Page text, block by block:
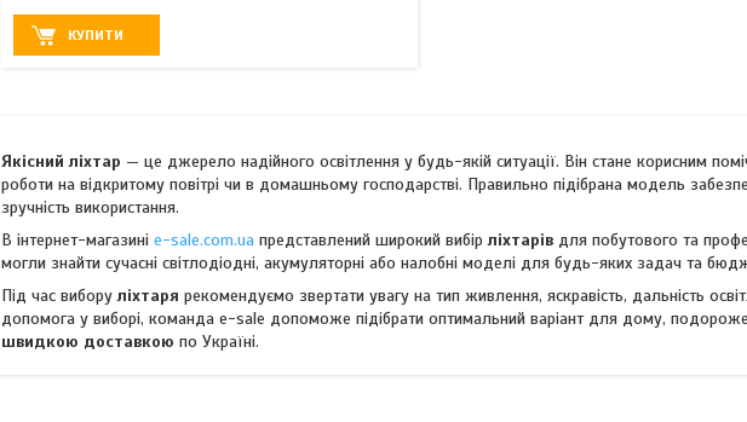
КУПИТИ
Якісний ліхтар — це джерело надійного освітлення у будь-якій ситуації. Він стане корисним
роботи на відкритому повітрі чи в домашньому господарстві. Правильно підібрана модель
зручність використання.
В інтернет-магазині e-sale.com.ua представлений широкий вибір ліхтарів для побутового та
могли знайти сучасні світлодіодні, акумуляторні або налобні моделі для будь-яких задач та
Під час виборуліхтаря рекомендуємо звертати увагу на тип живлення, яскравість, дальність
допомога у виборі, команда e-sale допоможе підібрати оптимальний варіант для дому,
швидкою доставкою по Україні.